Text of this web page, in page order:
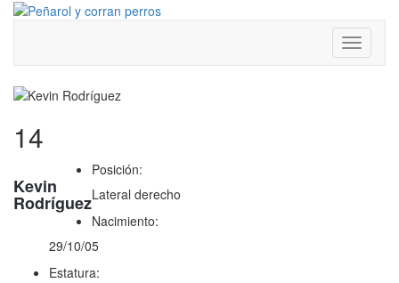
Toggle
14
Kevin
Rodríguez
Posición:
Lateral derecho
Nacimiento:
29/10/05
Estatura: